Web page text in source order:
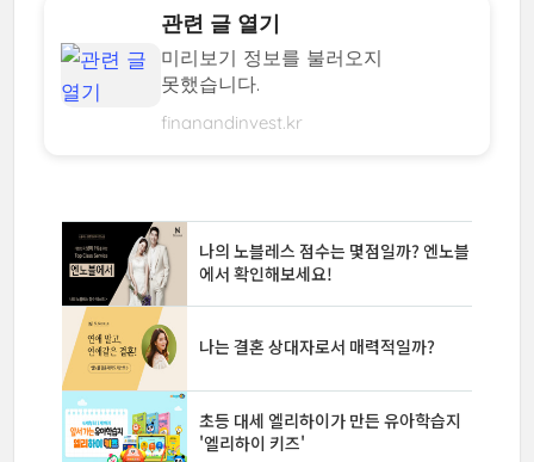
관련 글 열기
미리보기 정보를 불러오지
못했습니다.
finanandinvest.kr